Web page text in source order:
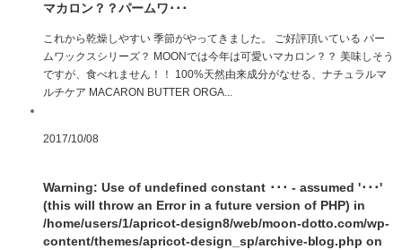
マカロン？？パームワ･･･
これから乾燥しやすい 季節がやってきました。 ご好評頂いている パー
ムワックスシリーズ？ MOONでは今年は可愛いマカロン？？ 美味しそう
ですが、食べれません！！ 100%天然由来成分がなせる、ナチュラルマ
ルチケア MACARON BUTTER ORGA...
2017/10/08
Warning: Use of undefined constant ･･･ - assumed '･･･'
(this will throw an Error in a future version of PHP) in
/home/users/1/apricot-design8/web/moon-dotto.com/wp-
content/themes/apricot-design_sp/archive-blog.php on